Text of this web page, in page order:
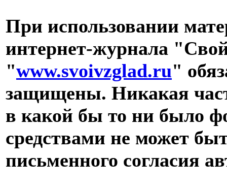
При использовании
интернет-журнала
"www.svoivzglad.ru"
защищены. Никакая
в какой бы то ни было
средствами не может
письменного согласия